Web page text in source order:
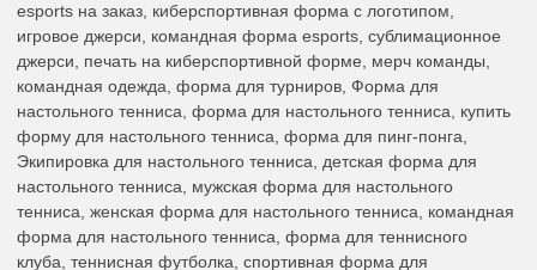
esports на заказ, киберспортивная форма с логотипом,
игровое джерси, командная форма esports, сублимационное
джерси, печать на киберспортивной форме, мерч команды,
командная одежда, форма для турниров, Форма для
настольного тенниса, форма для настольного тенниса, купить
форму для настольного тенниса, форма для пинг-понга,
Экипировка для настольного тенниса, детская форма для
настольного тенниса, мужская форма для настольного
тенниса, женская форма для настольного тенниса, командная
форма для настольного тенниса, форма для теннисного
клуба, теннисная футболка, спортивная форма для